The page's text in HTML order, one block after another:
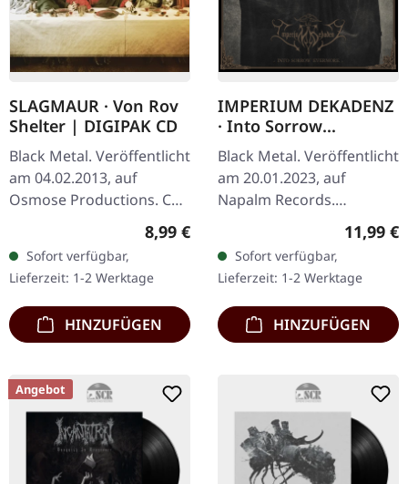
SLAGMAUR · Von Rov
Shelter | DIGIPAK CD
Black Metal. Veröffentlicht
am 04.02.2013, auf
Osmose Productions. CD
im DigiPak. Slagmaur
Shelter" einen weiteren
vernichtenden…
Regulärer Preis:
8,99 €
Sofort verfügbar,
Lieferzeit: 1-2 Werktage
HINZUFÜGEN
IMPERIUM DEKADENZ
· Into Sorrow
Evermore |
DIGISLEEVE CD
Black Metal. Veröffentlicht
am 20.01.2023, auf
Napalm Records.
geklappt mit Booklet.
Imperium Dekadenz
kehrt mit ihrem
neuesten…
11,99 €
Sofort verfügbar,
Lieferzeit: 1-2 Werktage
HINZUFÜGEN
Angebot